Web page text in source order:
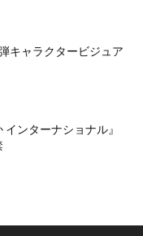
キャラクタービジュア
インターナショナル』